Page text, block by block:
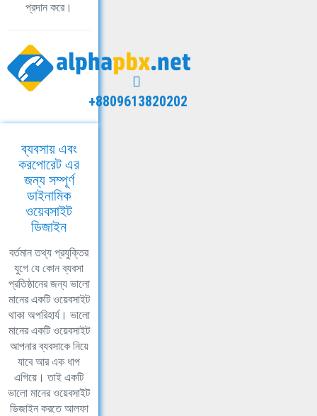
প্রদান করে।
+8809613820202
ব্যবসায় এবং
করপোরেট এর
জন্য সম্পূর্ণ
ডাইনামিক
ওয়েবসাইট
ডিজাইন
বর্তমান তথ্য প্রযুক্তির
যুগে যে কোন ব্যবসা
প্রতিষ্ঠানের জন্য ভালো
মানের একটি ওয়েবসাইট
থাকা অপরিহার্য। ভালো
মানের একটি ওয়েবসাইট
আপনার ব্যবসাকে নিয়ে
যাবে আর এক ধাপ
এগিয়ে। তাই একটি
ভালো মানের ওয়েবসাইট
ডিজাইন করতে আলফা